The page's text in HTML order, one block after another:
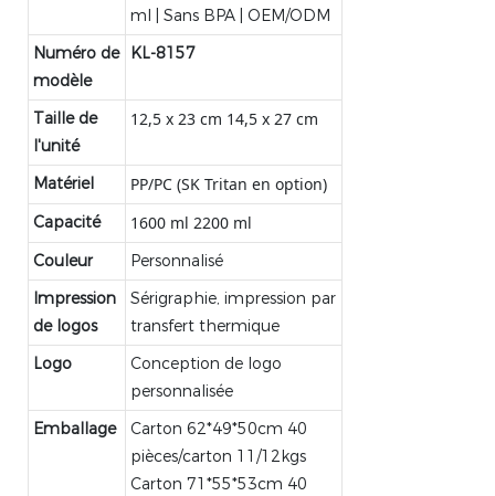
ml | Sans BPA | OEM/ODM
Numéro de
modèle
KL-8157
Taille de
l'unité
12,5 x 23 cm 14,5 x 27 cm
Matériel PP/PC (SK Tritan en option)
Capacité 1600 ml 2200 ml
Couleur
Personnalisé
Impression
de logos
Sérigraphie, impression par
transfert thermique
Logo
Conception de logo
personnalisée
Emballage
Carton 62*49*50cm 40
pièces/carton 11/12kgs
Carton 71*55*53cm 40